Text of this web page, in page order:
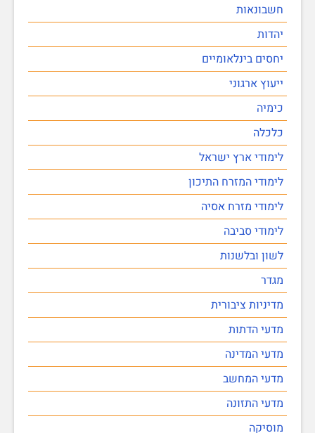
חשבונאות
יהדות
יחסים בינלאומיים
ייעוץ ארגוני
כימיה
כלכלה
לימודי ארץ ישראל
לימודי המזרח התיכון
לימודי מזרח אסיה
לימודי סביבה
לשון ובלשנות
מגדר
מדיניות ציבורית
מדעי הדתות
מדעי המדינה
מדעי המחשב
מדעי התזונה
מוסיקה